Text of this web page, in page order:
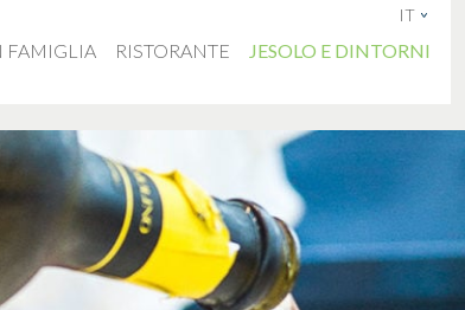
FAMIGLIA RISTORANTE JESOLO E DINTORNI
IT